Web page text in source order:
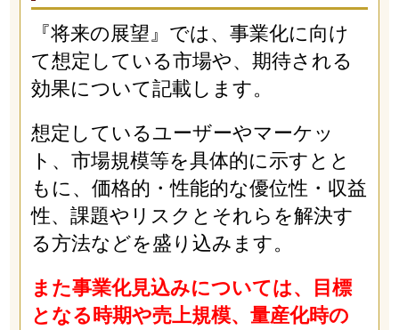
『将来の展望』では、事業化に向け
て想定している市場や、期待される
効果について記載します。
想定しているユーザーやマーケッ
ト、市場規模等を具体的に示すとと
もに、価格的・性能的な優位性・収益
性、課題やリスクとそれらを解決す
る方法などを盛り込みます。
また事業化見込みについては、目標
となる時期や売上規模、量産化時の